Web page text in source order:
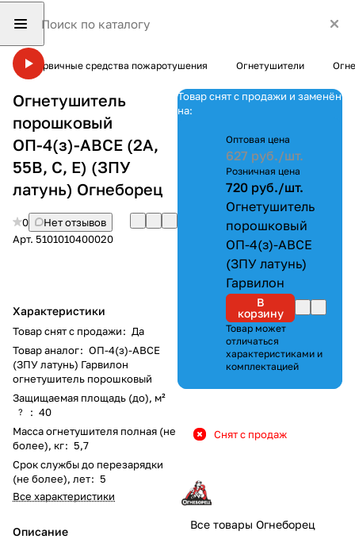
Первичные средства пожаротушения Огнетушители
Огнетушитель
порошковый
ОП-4(з)-ABCE (2А,
55В, С, Е) (ЗПУ
латунь) Огнеборец
0
Нет отзывов
Арт. 5101010400020
Характеристики
Товар снят с продажи: Да
Товар аналог: ОП-4(з)-ABCE
(ЗПУ латунь) Гарвилон
огнетушитель порошковый
Защищаемая площадь (до), м²
? : 40
Масса огнетушителя полная (не
более), кг: 5,7
Срок службы до перезарядки
(не более), лет: 5
Все характеристики
Описание
Товар снят с продажи и заменён
на:
Оптовая цена
627 руб./шт.
Розничная цена
720 руб./шт.
Огнетушитель
порошковый
ОП-4(з)-ABCE
(ЗПУ латунь)
Гарвилон
В
корзину
Товар может
отличаться
характеристиками и
комплектацией
Снят с продаж
Все товары Огнеборец